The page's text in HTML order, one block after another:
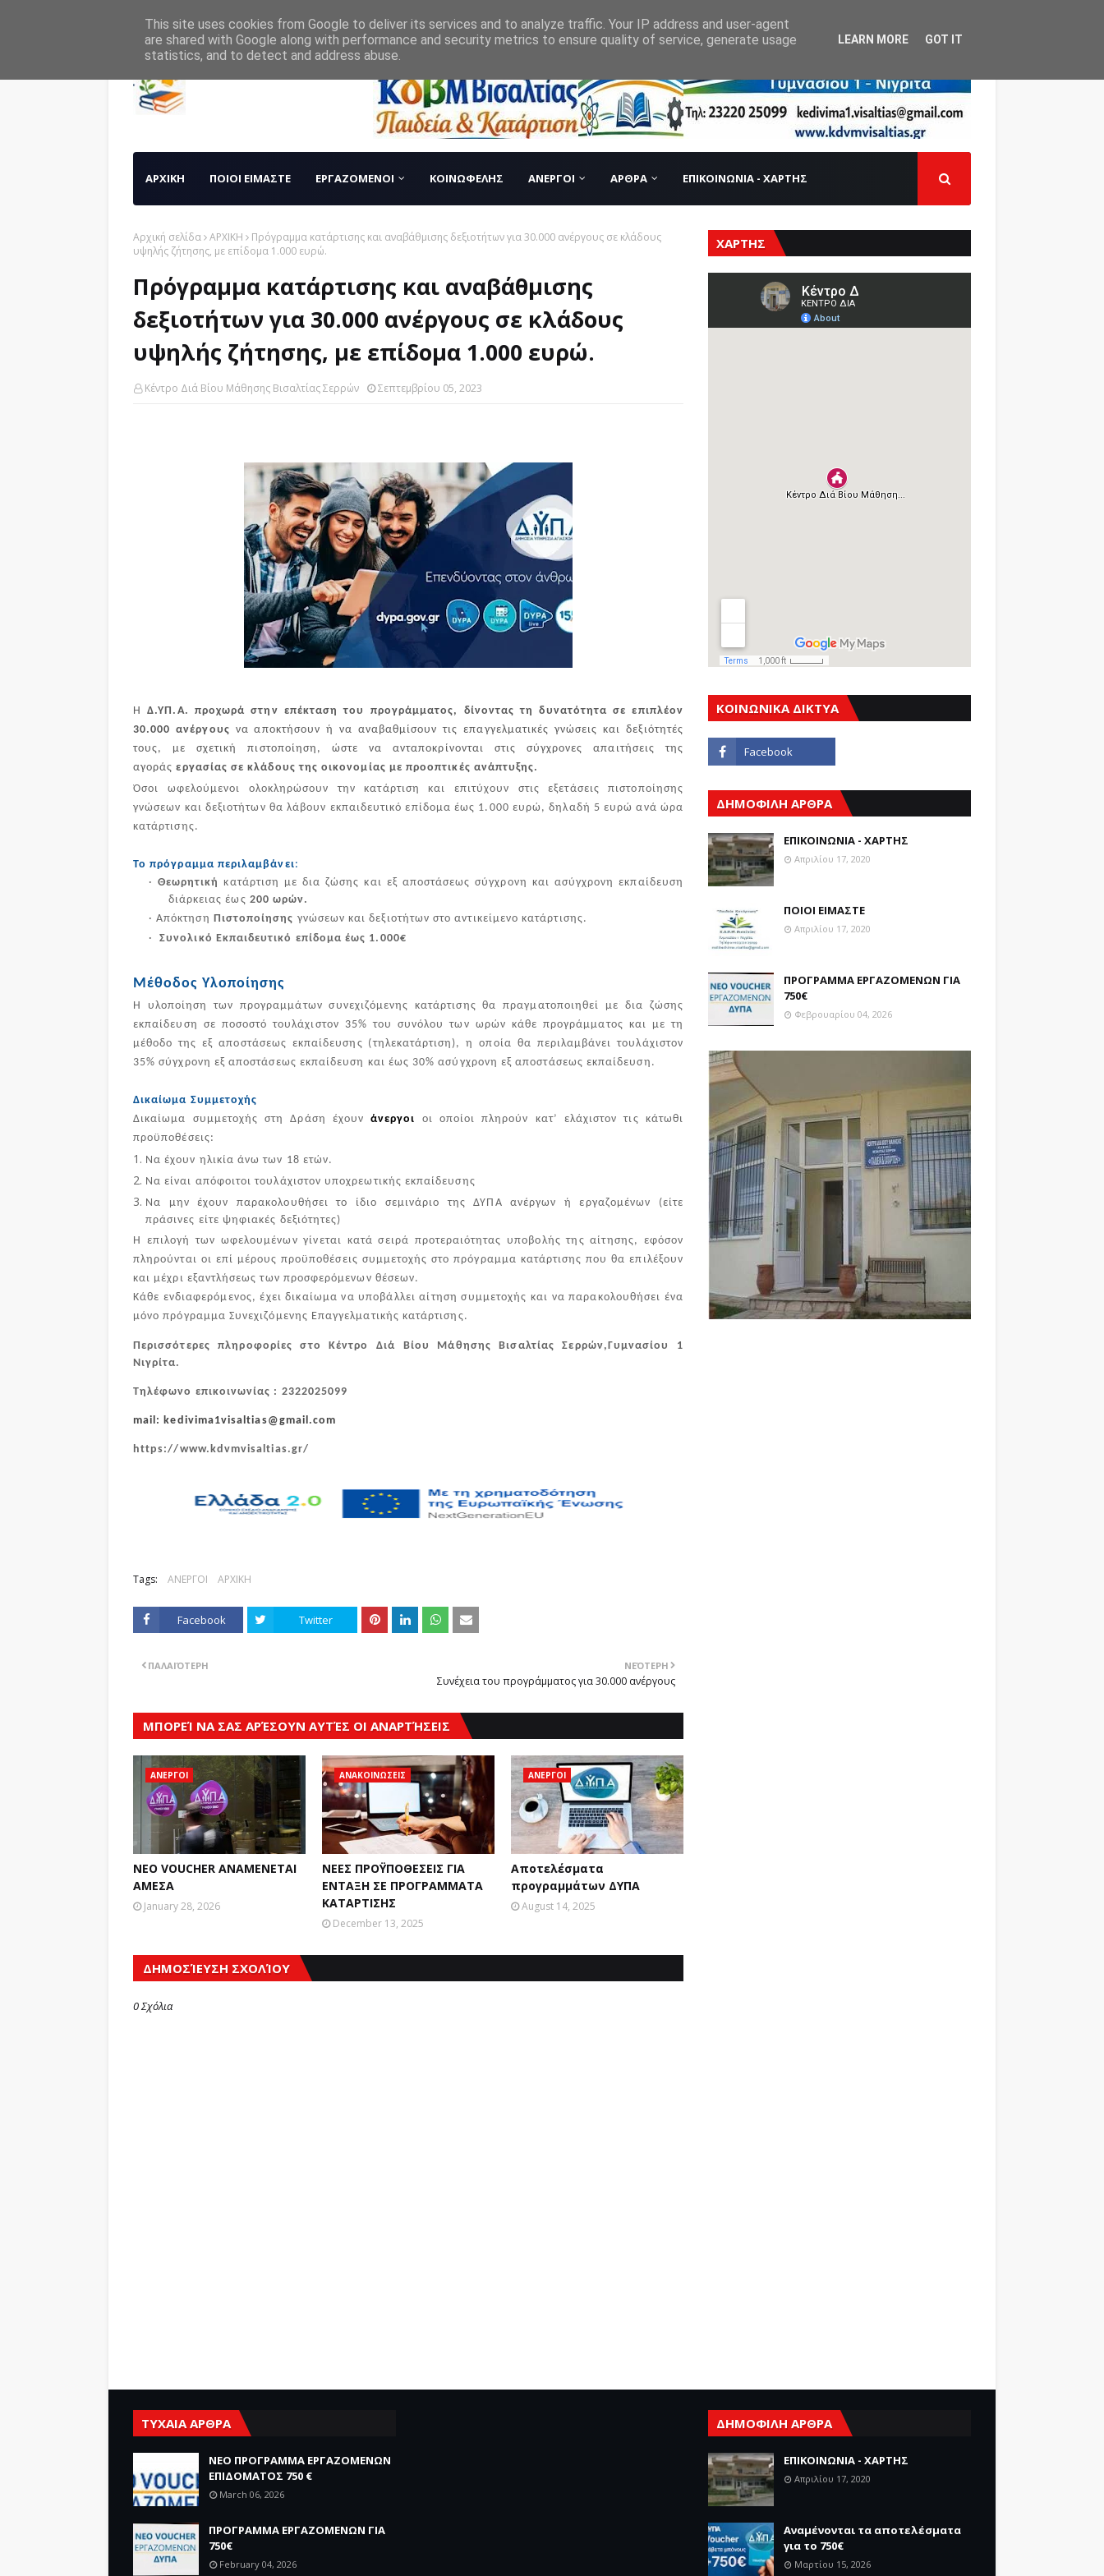
ΑΡΧΙΚΗ ΠΟΙΟΙ ΕΙΜΑΣΤΕ ΕΡΓΑΖΟΜΕΝΟΙ ΚΟΙΝΩΦΕΛΗΣ ΑΝΕΡΓΟΙ ΑΡΘΡΑ ΕΠΙΚΟΙΝΩΝΙΑ - ΧΑΡΤΗΣ
Αρχική σελίδα ΑΡΧΙΚΗ
Πρόγραμμα κατάρτισης και αναβάθμισης δεξιοτήτων για 30.000 ανέργους σε κλάδους
υψηλής ζήτησης, με επίδομα 1.000 ευρώ.
Πρόγραμμα κατάρτισης και αναβάθμισης
δεξιοτήτων για 30.000 ανέργους σε κλάδους
υψηλής ζήτησης, με επίδομα 1.000 ευρώ.
Κέντρο Διά Βίου Μάθησης Βισαλτίας Σερρών Σεπτεμβρίου 05, 2023
ΗΔ.ΥΠ.Α. προχωρά στην επέκταση του προγράμματος, δίνοντας τη δυνατότητα σε επιπλέον
30.000 ανέργους να αποκτήσουν ή να αναβαθμίσουν τις επαγγελματικές γνώσεις και δεξιότητές
τους, με σχετική πιστοποίηση, ώστε να ανταποκρίνονται στις σύγχρονες απαιτήσεις της
αγοράςεργασίας σε κλάδους της οικονομίας με προοπτικές ανάπτυξης.
Όσοι ωφελούμενοι ολοκληρώσουν την κατάρτιση και επιτύχουν στις εξετάσεις πιστοποίησης
γνώσεων και δεξιοτήτων θα λάβουν εκπαιδευτικό επίδομα έως 1.000 ευρώ, δηλαδή 5 ευρώ ανά ώρα
κατάρτισης.
Το πρόγραμμα περιλαμβάνει:
· Θεωρητική κατάρτιση με δια ζώσης και εξ αποστάσεως σύγχρονη και ασύγχρονη εκπαίδευση
διάρκειας έως 200 ωρών.
· Απόκτηση Πιστοποίησης γνώσεων και δεξιοτήτων στο αντικείμενο κατάρτισης.
·
Συνολικό Εκπαιδευτικό επίδομα έως 1.000€
Μέθοδος Υλοποίησης
Η υλοποίηση των προγραμμάτων συνεχιζόμενης κατάρτισης θα πραγματοποιηθεί με δια ζώσης
εκπαίδευση σε ποσοστό τουλάχιστον 35% του συνόλου των ωρών κάθε προγράμματος και με τη
μέθοδο της εξ αποστάσεως εκπαίδευσης (τηλεκατάρτιση), η οποία θα περιλαμβάνει τουλάχιστον
35% σύγχρονη εξ αποστάσεως εκπαίδευση και έως 30% ασύγχρονη εξ αποστάσεως εκπαίδευση.
Δικαίωμα Συμμετοχής
Δικαίωμα συμμετοχής στη Δράση έχουνάνεργοι
οι οποίοι πληρούν κατ’ ελάχιστον τις κάτωθι
προϋποθέσεις:
Να έχουν ηλικία άνω των 18 ετών.
Να είναι απόφοιτοι τουλάχιστον υποχρεωτικής εκπαίδευσης
Να μην έχουν παρακολουθήσει το ίδιο σεμινάριο της ΔΥΠΑ ανέργων ή εργαζομένων (είτε
πράσινες είτε ψηφιακές δεξιότητες)
Η επιλογή των ωφελουμένων γίνεται κατά σειρά προτεραιότητας υποβολής της αίτησης, εφόσον
πληρούνται οι επί μέρους προϋποθέσεις συμμετοχής στο πρόγραμμα κατάρτισης που θα επιλέξουν
και μέχρι εξαντλήσεως των προσφερόμενων θέσεων.
Κάθε ενδιαφερόμενος, έχει δικαίωμα να υποβάλλει αίτηση συμμετοχής και να παρακολουθήσει ένα
μόνο πρόγραμμα Συνεχιζόμενης Επαγγελματικής κατάρτισης.
Περισσότερες πληροφορίες στο Κέντρο Διά Βίου Μάθησης Βισαλτίας Σερρών,Γυμνασίου 1
Νιγρίτα.
Τηλέφωνο επικοινωνίας : 2322025099
mail: kedivima1visaltias@gmail.com
https://www.kdvmvisaltias.gr/
Tags: ΑΝΕΡΓΟΙ ΑΡΧΙΚΗ
Facebook Twitter
ΝΕΌΤΕΡΗ
Συνέχεια του προγράμματος για 30.000 ανέργους
ΠΑΛΑΙΌΤΕΡΗ
ΜΠΟΡΕΊ ΝΑ ΣΑΣ ΑΡΈΣΟΥΝ ΑΥΤΈΣ ΟΙ ΑΝΑΡΤΉΣΕΙΣ
ΑΝΕΡΓΟΙ
ΝΕΟ VOUCHER ΑΝΑΜΕΝΕΤΑΙ
ΑΜΕΣΑ
January 28, 2026
ΑΝΑΚΟΙΝΩΣΕΙΣ
ΝΕΕΣ ΠΡΟΫΠΟΘΕΣΕΙΣ ΓΙΑ
ΕΝΤΑΞΗ ΣΕ ΠΡΟΓΡΑΜΜΑΤΑ
ΚΑΤΑΡΤΙΣΗΣ
December 13, 2025
ΑΝΕΡΓΟΙ
Αποτελέσματα
προγραμμάτων ΔΥΠΑ
August 14, 2025
ΔΗΜΟΣΊΕΥΣΗ ΣΧΟΛΊΟΥ
0 Σχόλια
ΧΑΡΤΗΣ
ΚΟΙΝΩΝΙΚΑ ΔΙΚΤΥΑ
ΔΗΜΟΦΙΛΗ ΑΡΘΡΑ
ΕΠΙΚΟΙΝΩΝΙΑ - ΧΑΡΤΗΣ
Απριλίου 17, 2020
ΠΟΙΟΙ ΕΙΜΑΣΤΕ
Απριλίου 17, 2020
ΠΡΟΓΡΑΜΜΑ ΕΡΓΑΖΟΜΕΝΩΝ ΓΙΑ
750€
Φεβρουαρίου 04, 2026
ΤΥΧΑΙΑ ΑΡΘΡΑ
ΝΕΟ ΠΡΟΓΡΑΜΜΑ ΕΡΓΑΖΟΜΕΝΩΝ
ΕΠΙΔΟΜΑΤΟΣ 750 €
March 06, 2026
ΠΡΟΓΡΑΜΜΑ ΕΡΓΑΖΟΜΕΝΩΝ ΓΙΑ
750€
February 04, 2026
ΔΗΜΟΦΙΛΗ ΑΡΘΡΑ
ΕΠΙΚΟΙΝΩΝΙΑ - ΧΑΡΤΗΣ
Απριλίου 17, 2020
Αναμένονται τα αποτελέσματα
για το 750€
Μαρτίου 15, 2026
This site uses cookies from Google to deliver its services and to analyze traffic. Your IP address and user-agent
are shared with Google along with performance and security metrics to ensure quality of service, generate usage
statistics, and to detect and address abuse.
LEARN MORE GOT IT